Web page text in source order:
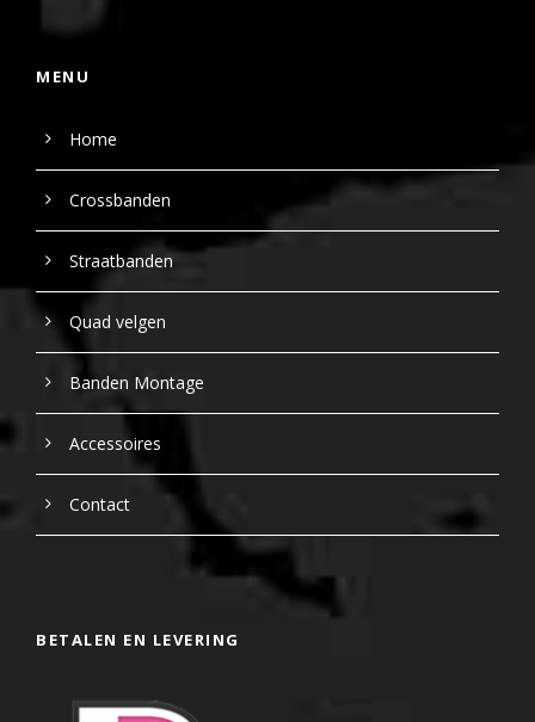
MENU
Home
Crossbanden
Straatbanden
Quad velgen
Banden Montage
Accessoires
Contact
BETALEN EN LEVERING